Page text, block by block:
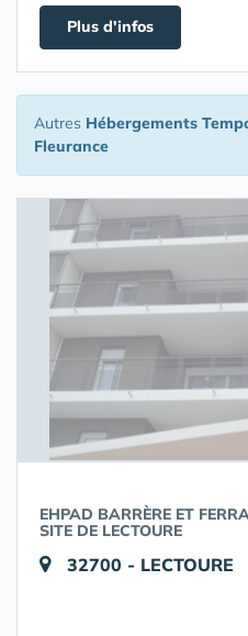
Plus d'infos
Autres Hébergements
Fleurance
EHPAD BARRÈRE ET
SITE DE LECTOURE
32700 - LECTOURE